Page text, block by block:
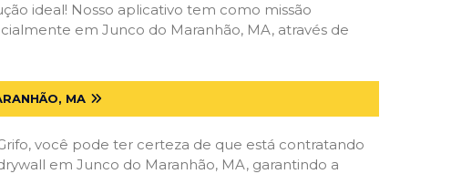
ideal! Nosso aplicativo tem como missão
em Junco do Maranhão, MA, através de
MA
você pode ter certeza de que está contratando
em Junco do Maranhão, MA, garantindo a